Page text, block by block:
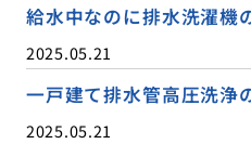
給水中なのに排水洗濯機
2025.05.21
一戸建て排水管高圧洗浄
2025.05.21